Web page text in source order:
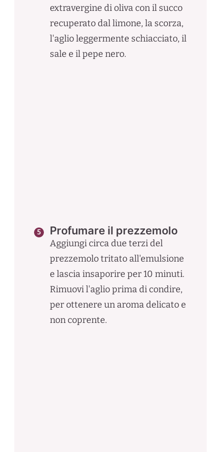
extravergine di oliva con il succo
recuperato dal limone, la scorza,
l'aglio leggermente schiacciato, il
sale e il pepe nero.
Profumare il prezzemolo
Aggiungi circa due terzi del
prezzemolo tritato all'emulsione
e lascia insaporire per 10 minuti.
Rimuovi l'aglio prima di condire,
per ottenere un aroma delicato e
non coprente.